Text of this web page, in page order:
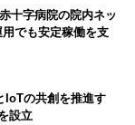
十字病院の院内ネッ
用でも安定稼働を支
IoTの共創を推進す
設立